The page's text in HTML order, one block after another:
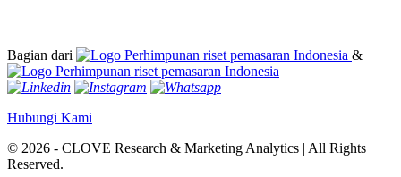
Bagian dari &
Hubungi Kami
© 2026 - CLOVE Research & Marketing Analytics | All Rights
Reserved.